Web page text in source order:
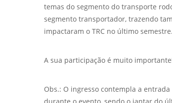
temas do segmento do transporte
segmento transportador, trazendo
impactaram o TRC no último semestre.
A sua participação é muito
Obs.: O ingresso contempla a
durante o evento, sendo o jantar do